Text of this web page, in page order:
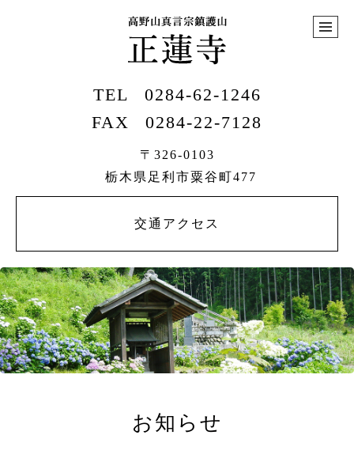
TEL
0284-62-1246
FAX
0284-22-7128
〒326-0103
栃木県足利市粟谷町477
交通アクセス
お知らせ